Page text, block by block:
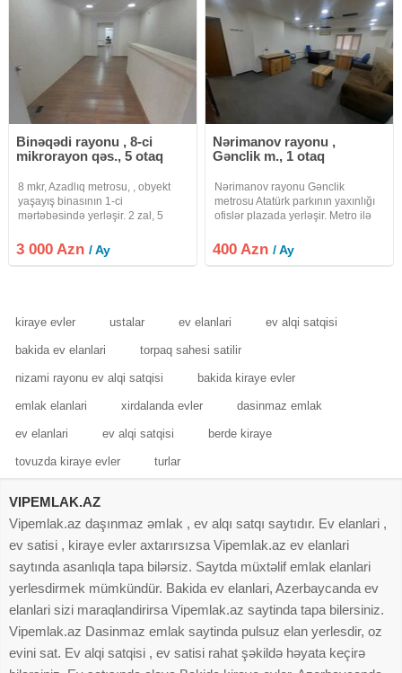
Binəqədi rayonu , 8-ci
mikrorayon qəs., 5 otaq
8 mkr, Azadlıq metrosu, , obyekt
yaşayış binasının 1-ci
mərtəbəsində yerləşir. 2 zal, 5
sanitar qovşaqlardan biri müdir
otağındadır. İki qapısı vardır- blok
3 000 Azn/ Ay
Nərimanov rayonu ,
Gənclik m., 1 otaq
Nərimanov rayonu Gənclik
metrosu Atatürk parkının yaxınlığı
ofislər plazada yerləşir. Metro ilə
yaxın deyil. 24/7 giriş çıxış vardır.
qadın kişi sanitar qovşaq mətbəx
400 Azn/ Ay
kiraye evler ustalar ev elanlari ev alqi satqisi
bakida ev elanlari torpaq sahesi satilir
nizami rayonu ev alqi satqisi bakida kiraye evler
emlak elanlari xirdalanda evler dasinmaz emlak
ev elanlari ev alqi satqisi berde kiraye
tovuzda kiraye evler turlar
VIPEMLAK.AZ
Vipemlak.az daşınmaz əmlak , ev alqı satqı saytıdır. Ev elanlari ,
ev satisi , kiraye evler axtarırsızsa Vipemlak.az ev elanlari
saytında asanlıqla tapa bilərsiz. Saytda müxtəlif emlak elanlari
yerlesdirmek mümkündür. Bakida ev elanlari, Azerbaycanda ev
elanlari sizi maraqlandirirsa Vipemlak.az saytinda tapa bilersiniz.
Vipemlak.az Dasinmaz emlak saytinda pulsuz elan yerlesdir, oz
evini sat. Ev alqi satqisi , ev satisi rahat şəkildə həyata keçirə